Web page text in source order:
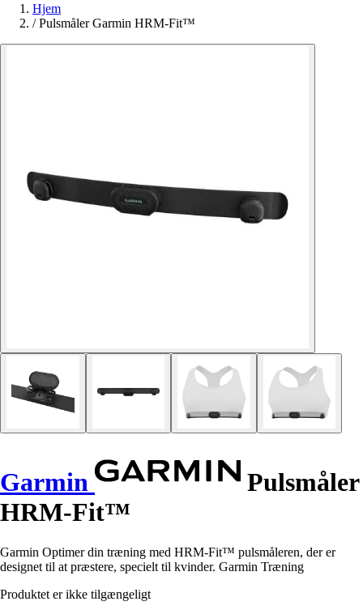
Hjem
/ Pulsmåler Garmin HRM-Fit™
Garmin
Pulsmåler
HRM-Fit™
Garmin Optimer din træning med HRM-Fit™ pulsmåleren, der er
designet til at præstere, specielt til kvinder. Garmin Træning
Produktet er ikke tilgængeligt